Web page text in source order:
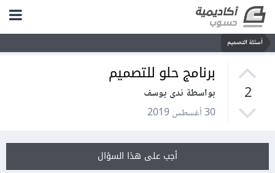
أسئلة التصميم
2
برنامج حلو للتصميم
بواسطة ندى يوسف
30 أغسطس 2019
أجب على هذا السؤال